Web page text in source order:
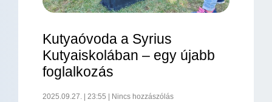
Kutyaóvoda a Syrius
Kutyaiskolában – egy újabb
foglalkozás
2025.09.27. 23:55 Nincs hozzászólás